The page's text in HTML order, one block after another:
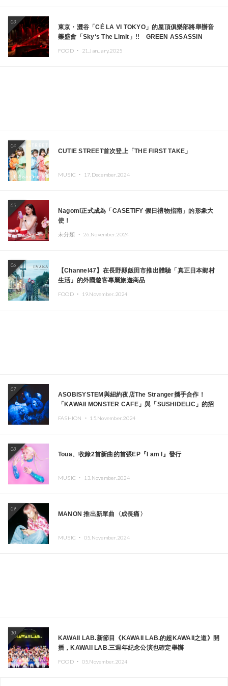
03
東京・澀谷「CÉ LA VI TOKYO」的屋頂俱樂部將舉辦音
樂盛會「Sky‘s The Limit」!! GREEN ASSASSIN
FOOD ・ 21.January.2025
04
CUTIE STREET首次登上「THE FIRST TAKE」
MUSIC ・ 17.December.2024
05
Nagomi正式成為「CASETiFY 假日禮物指南」的形象大
使！
未分類 ・ 26.November.2024
06
【Channel47】在長野縣飯田市推出體驗「真正日本鄉村
生活」的外國遊客專屬旅遊商品
FOOD ・ 19.November.2024
07
ASOBISYSTEM與紐約夜店The Stranger攜手合作！
「KAWAII MONSTER CAFE」與「SUSHIDELIC」的招
FASHION ・ 15.November.2024
08
Toua、收錄2首新曲的首張EP『I am I』發行
MUSIC ・ 13.November.2024
09
MANON 推出新單曲〈成長痛〉
MUSIC ・ 05.November.2024
10
KAWAII LAB.新節目《KAWAII LAB.的超KAWAII之道》開
播，KAWAII LAB.三週年紀念公演也確定舉辦
FOOD ・ 05.November.2024